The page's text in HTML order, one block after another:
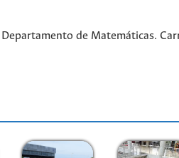
de Matemáticas.